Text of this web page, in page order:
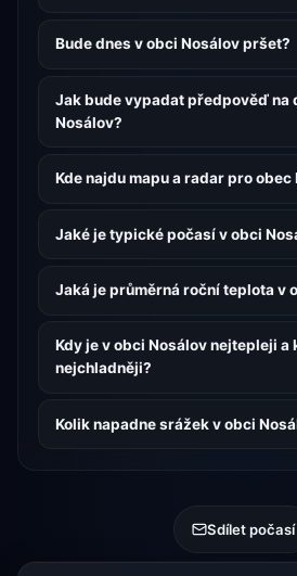
Bude dnes v obci Nosálov pršet?
Jak bude vypadat předpověď na
Nosálov?
Kde najdu mapu a radar pro obec
Jaké je typické počasí v obci
Jaká je průměrná roční teplota v
Kdy je v obci Nosálov nejtepleji a
nejchladněji?
Kolik napadne srážek v obci
Sdílet počasí